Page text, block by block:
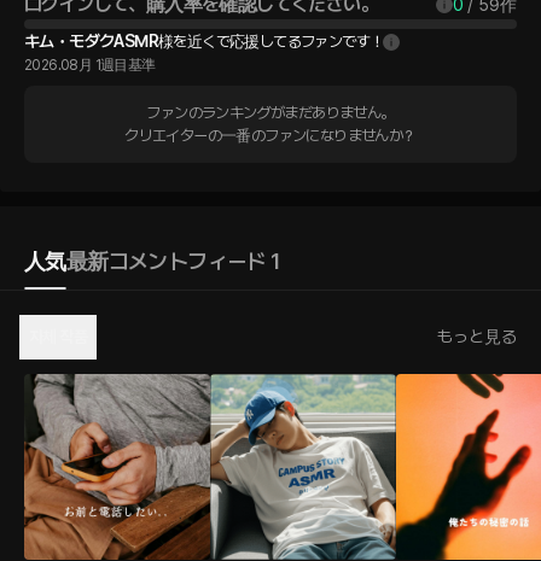
0 / 59作
キム・モダクASMR様を近くで応援してるファンです！
2026.08月 1週目基準
ファンのランキングがまだありません。
クリエイターの一番のファンになりませんか？
人気最新コメントフィード 1
もっと見る